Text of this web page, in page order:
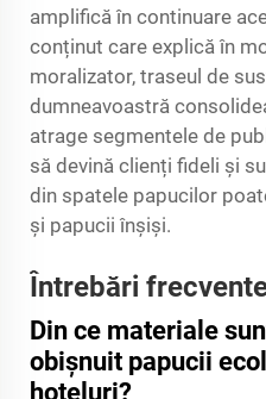
amplifică în continuare
conținut care explică în
moralizator, traseul de
dumneavoastră
atrage segmentele de
să devină clienți fideli și
din spatele papucilor
și papucii înșiși.
Întrebări
Din ce materiale
obișnuit papucii
hoteluri?